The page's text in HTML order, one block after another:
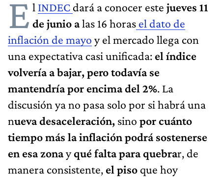
E l INDEC dará a conocer este jueves 11
de junio alas 16 horas el dato de
inflación de mayo y el mercado llega con
una expectativa casi unificada: el índice
volvería a bajar, pero todavía se
mantendría por encima del 2%. La
discusión ya no pasa solo por si habrá una
nueva desaceleración, sino por cuánto
tiempo más la inflación podrá sostenerse
en esa zonayqué falta para quebrar, de
manera consistente, el piso que hoy